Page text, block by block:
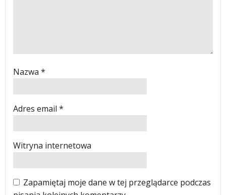
Nazwa *
Adres email *
Witryna internetowa
Zapamiętaj moje dane w tej przeglądarce podczas